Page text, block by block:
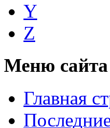
Y
Z
Меню сайта
Главная